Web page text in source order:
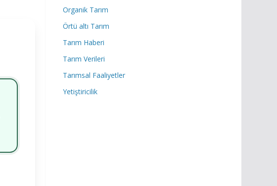
Organik Tarım
Örtü altı Tarım
Tarım Haberi
Tarım Verileri
Tarımsal Faaliyetler
Yetiştiricilik